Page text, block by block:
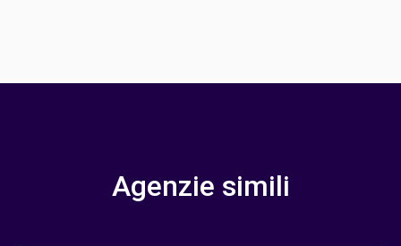
Agenzie simili